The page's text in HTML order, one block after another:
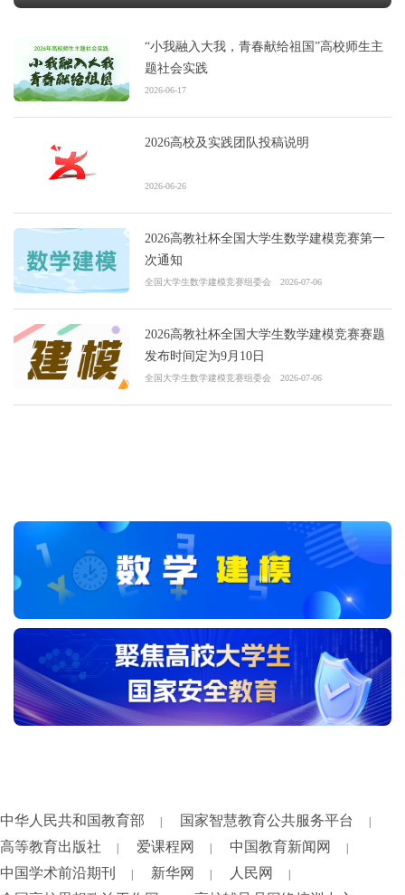
“小我融入大我，青春献给祖国”高校师生主
题社会实践
2026-06-17
2026高校及实践团队投稿说明
2026-06-26
2026高教社杯全国大学生数学建模竞赛第一
次通知
全国大学生数学建模竞赛组委会 2026-07-06
2026高教社杯全国大学生数学建模竞赛赛题
发布时间定为9月10日
全国大学生数学建模竞赛组委会 2026-07-06
中华人民共和国教育部 国家智慧教育公共服务平台
高等教育出版社 爱课程网 中国教育新闻网
中国学术前沿期刊 新华网 人民网